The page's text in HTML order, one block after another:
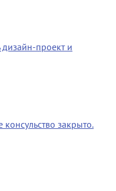
проект и
закрыто.